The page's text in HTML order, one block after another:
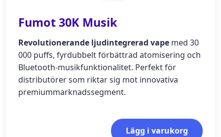
Fumot 30K Musik
Revolutionerande ljudintegrerad vape med 30
000 puffs, fyrdubbelt förbättrad atomisering och
Bluetooth-musikfunktionalitet. Perfekt för
distributörer som riktar sig mot innovativa
premiummarknadssegment.
Lägg i varukorg